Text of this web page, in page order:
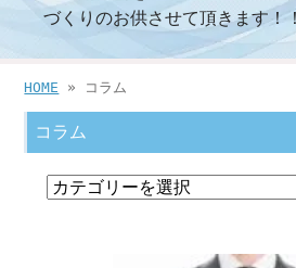
HOME » コラム
コラム